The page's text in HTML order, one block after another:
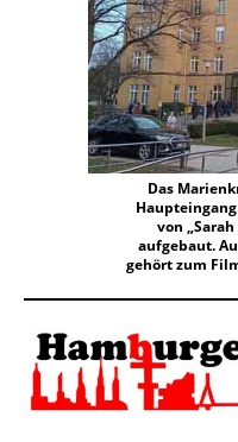
Das
von
aufgebaut.
gehört zum